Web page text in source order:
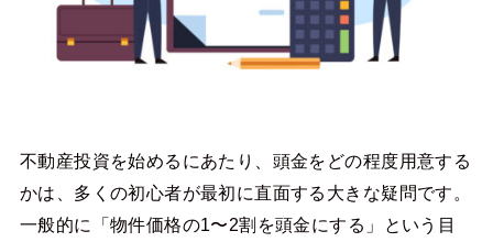
不動産投資を始めるにあたり、頭金をどの程度用意する
かは、多くの初心者が最初に直面する大きな疑問です。
一般的に「物件価格の1〜2割を頭金にする」という目